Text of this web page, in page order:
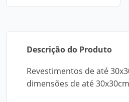
Descrição do Produto
Revestimentos de até
dimensões de até